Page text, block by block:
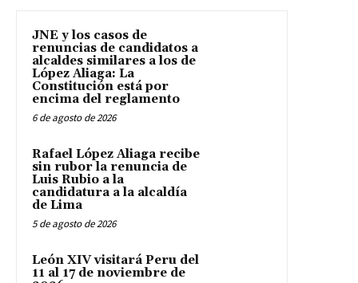
JNE y los casos de
renuncias de candidatos a
alcaldes similares a los de
López Aliaga: La
Constitución está por
encima del reglamento
6 de agosto de 2026
Rafael López Aliaga recibe
sin rubor la renuncia de
Luis Rubio a la
candidatura a la alcaldía
de Lima
5 de agosto de 2026
León XIV visitará Peru del
11 al 17 de noviembre de